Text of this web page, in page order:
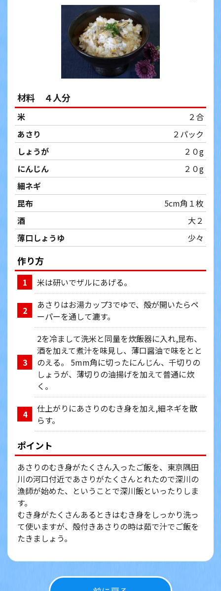
材料 ４人分
米
２合
あさり
２パック
しょうが
２０g
にんじん
２０g
細ネギ
昆布
5cm角１枚
酒
大２
薄口しょうゆ
少々
作り方
1 米は研いでザルにあげる。
2
あさりはお湯カップ3でゆで、殻が開いたらペ
ーパーを通して漉す。
3
2を冷まして洗米と同量を炊飯器に入れ,昆布、
酒を加えて煮汁を味見し、薄口醤油で味をとと
のえる。 5mm角に切ったにんじん、千切りの
しょうが、薄切りの油揚げを加えて普通に炊
く。
4
仕上がりにあさりのむき身を加え,細ネギを散
らす。
ポイント
あさりのむき身がたくさん入ったご飯を、東京隅田
川の河口付近であさりがたくさんとれたので深川の
漁師が始めた、ということで深川飯といったりしま
す。
むき身がたくさんあるときはむき身をしっかり洗っ
て使いますが、殻付きあさりの時は茹で汁でご飯を
たきましょう。